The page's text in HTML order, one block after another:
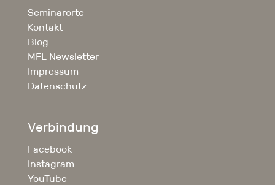
Seminarorte
Kontakt
Blog
MFL Newsletter
Impressum
Datenschutz
Verbindung
Facebook
Instagram
YouTube